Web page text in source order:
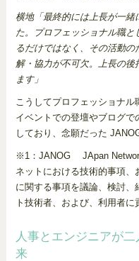
横地「最終的には上長が一緒
た。プロフェッショナル職
るだけではなく、その活動
解・協力が不可欠。上長の
ます」
こうしてプロフェッショナ
イベントでの登壇やブログ
しており、念願だった
※1：JANOG JApan
ネットにおける技術的事項
に関する事項を議論、検討、
ト技術者、および、利用者
人事とエンジニアが
来